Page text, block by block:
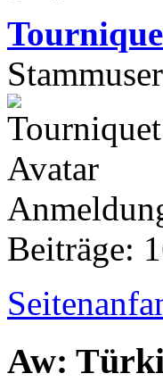
Stammuser
Beiträge:
Aw: